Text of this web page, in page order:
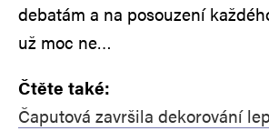
debatám a na posouzení
už moc ne…
Čtěte také:
Čaputová završila dekorování